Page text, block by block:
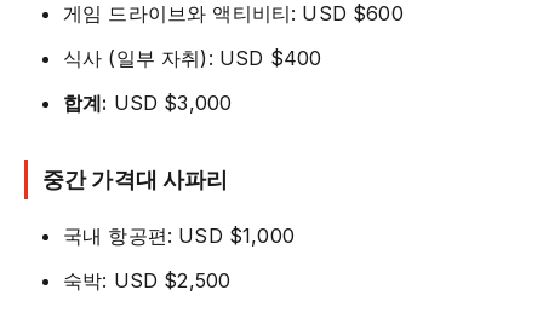
게임 드라이브와 액티비티: USD $600
식사 (일부 자취): USD $400
합계: USD $3,000
중간 가격대 사파리
국내 항공편: USD $1,000
숙박: USD $2,500